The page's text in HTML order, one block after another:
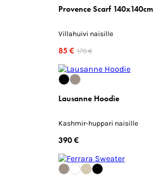
Provence Scarf 140x140cm
Villahuivi naisille
85 € 170 €
Lausanne Hoodie
Kashmir-huppari naisille
390 €